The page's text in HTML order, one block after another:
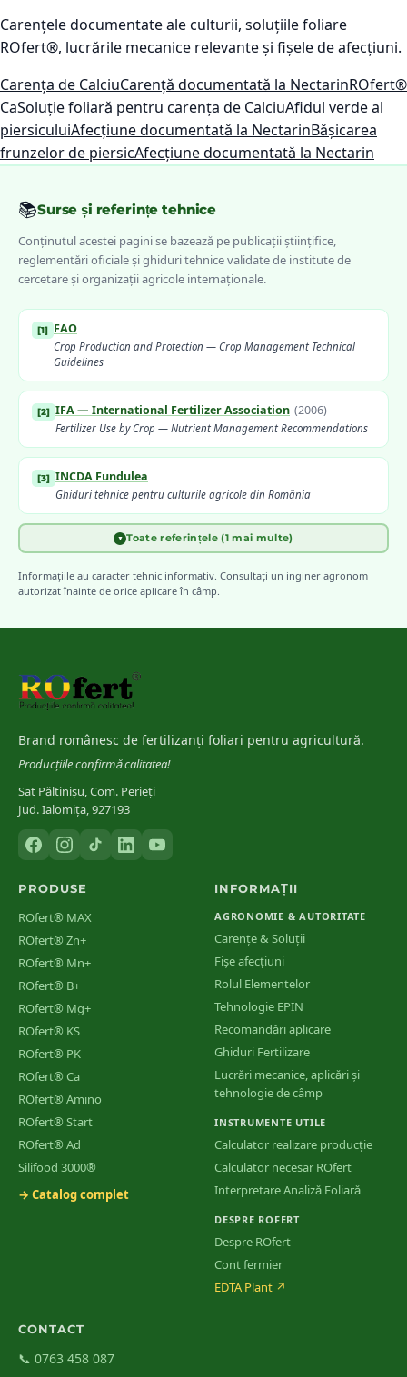
Carențele documentate ale culturii, soluțiile foliare
ROfert®, lucrările mecanice relevante și fișele de afecțiuni.
Carența de CalciuCarență documentată la NectarinROfert®
CaSoluție foliară pentru carența de CalciuAfidul verde al
piersiculuiAfecțiune documentată la NectarinBășicarea
frunzelor de piersicAfecțiune documentată la Nectarin
📚Surse și referințe tehnice
Conținutul acestei pagini se bazează pe publicații științifice,
reglementări oficiale și ghiduri tehnice validate de institute de
cercetare și organizații agricole internaționale.
[1] FAO
Crop Production and Protection — Crop Management Technical
Guidelines
[2] IFA — International Fertilizer Association (2006)
Fertilizer Use by Crop — Nutrient Management Recommendations
[3] INCDA Fundulea
Ghiduri tehnice pentru culturile agricole din România
Meier, U. (ed.) — Julius Kühn-Institut (2018
▼ Toate referințele (1 mai multe)
Informațiile au caracter tehnic informativ. Consultați un inginer agronom
autorizat înainte de orice aplicare în câmp.
Brand românesc de fertilizanți foliari pentru agricultură.
Producțiile confirmă calitatea!
Sat Păltinișu, Com. Perieți
Jud. Ialomița, 927193
PRODUSE
ROfert® MAX
ROfert® Zn+
ROfert® Mn+
ROfert® B+
ROfert® Mg+
ROfert® KS
ROfert® PK
ROfert® Ca
ROfert® Amino
ROfert® Start
ROfert® Ad
Silifood 3000®
→ Catalog complet
INFORMAȚII
AGRONOMIE & AUTORITATE
Carențe & Soluții
Fișe afecțiuni
Rolul Elementelor
Tehnologie EPIN
Recomandări aplicare
Ghiduri Fertilizare
Lucrări mecanice, aplicări și
tehnologie de câmp
INSTRUMENTE UTILE
Calculator realizare producție
Calculator necesar ROfert
Interpretare Analiză Foliară
DESPRE ROFERT
Despre ROfert
Cont fermier
EDTA Plant ↗
CONTACT
📞 0763 458 087